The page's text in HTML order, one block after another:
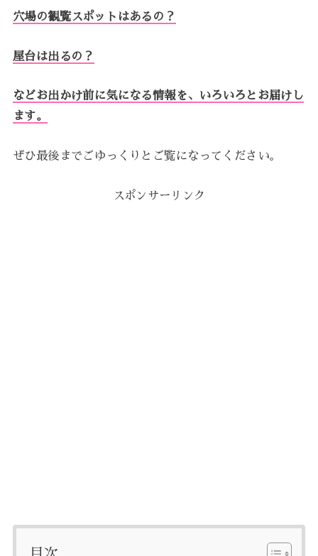
穴場の観覧スポットはあるの？
屋台は出るの？
などお出かけ前に気になる情報を、いろいろとお届けし
ます。
ぜひ最後までごゆっくりとご覧になってください。
スポンサーリンク